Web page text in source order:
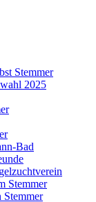
Stemmer
2025
Bad
Stemmer